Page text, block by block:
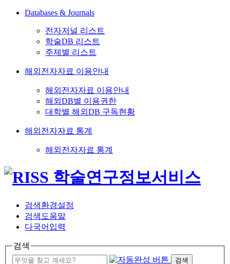
Databases & Journals
전자저널 리스트
학술DB 리스트
주제별 리스트
해외전자자료 이용안내
해외전자자료 이용안내
해외DB별 이용권한
대학별 해외DB 구독현황
해외전자자료 통계
해외전자자료 통계
검색환경설정
검색도움말
다국어입력
검색
검색